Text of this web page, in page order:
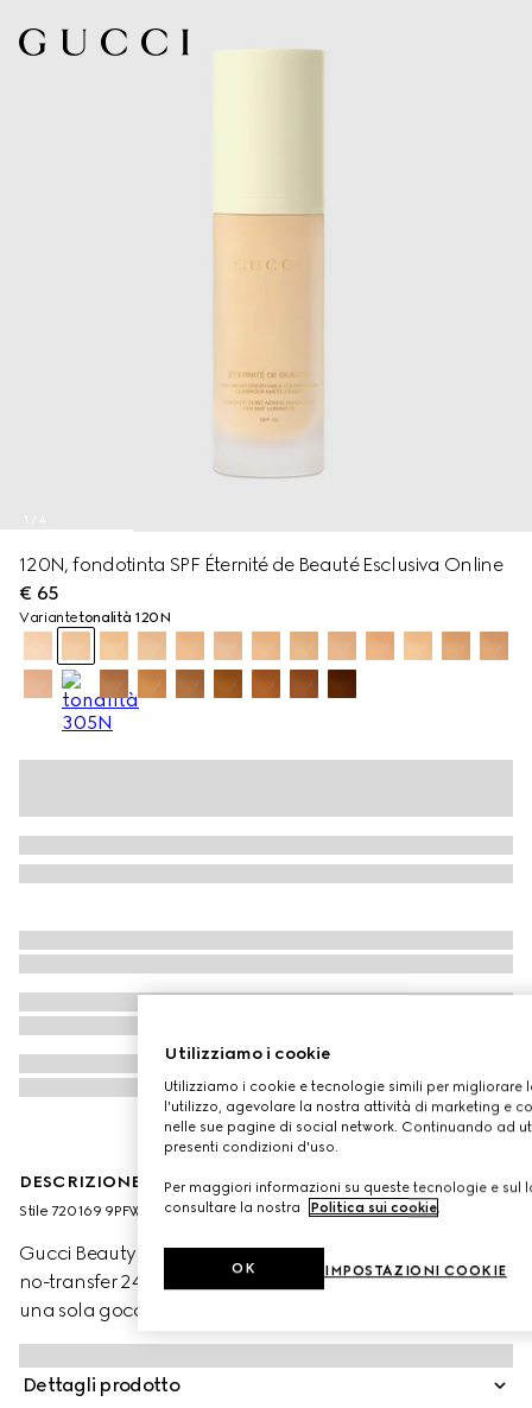
4
120N, fondotinta SPF Éternité de Beauté Esclusiva Online
€ 65
Variantetonalità 120N
DESCRIZIONE DEL PRODOTTO
Stile ‎720169 9PFWW 9120
Gucci Beauty presenta Éternité de Beauté, il fondotinta
no-transfer 24 ore di Gucci che offre alta coprenza con
una sola goccia di prodotto. La formula leggera, dalla
finitura opaca e radiosa, offre idratazione alla pelle e
aiuta a lenirla, mettendone in risalto la luminosità
naturale. Attraverso la combinazione di polveri ad alta
Dettagli prodotto
Utilizziamo i cookie
Utilizziamo i cookie e tecnologie simili per migliorare
l'utilizzo, agevolare la nostra attività di marketing e
nelle sue pagine di social network. Continuando ad
presenti condizioni d'uso.
Per maggiori informazioni su queste tecnologie e sul
consultare la nostra Politica sui cookie.
IMPOSTAZIONI COOKIE
OK